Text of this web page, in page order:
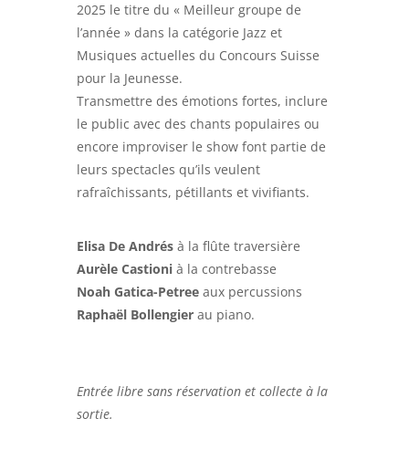
2025 le titre du « Meilleur groupe de
l’année » dans la catégorie Jazz et
Musiques actuelles du Concours Suisse
pour la Jeunesse.
Transmettre des émotions fortes, inclure
le public avec des chants populaires ou
encore improviser le show font partie de
leurs spectacles qu’ils veulent
rafraîchissants, pétillants et vivifiants.
Elisa De Andrés à la flûte traversière
Aurèle Castioni à la contrebasse
Noah Gatica-Petree aux percussions
Raphaël Bollengier au piano.
Entrée libre sans réservation et collecte à la
sortie.